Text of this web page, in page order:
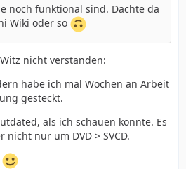
noch funktional sind. Dachte da
Wiki oder so
nicht verstanden:
habe ich mal Wochen an Arbeit
gesteckt.
als ich schauen konnte. Es
nur um DVD > SVCD.